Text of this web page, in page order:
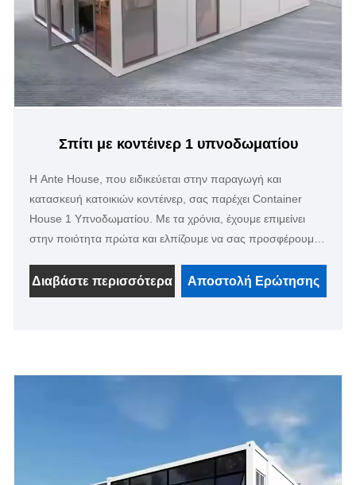
Σπίτι με κοντέινερ 1 υπνοδωματίου
Η Ante House, που ειδικεύεται στην παραγωγή και
κατασκευή κατοικιών κοντέινερ, σας παρέχει Container
House 1 Υπνοδωματίου. Με τα χρόνια, έχουμε επιμείνει
στην ποιότητα πρώτα και ελπίζουμε να σας προσφέρουμε
να είναι το προσωρινό σπίτι ή ο κοιτώνας σας. Μπορείτε
επίσης να προσαρμόσετε τα χρώματά του, ενώ υπάρχουν
Διαβάστε περισσότερα Αποστολή Ερώτησης